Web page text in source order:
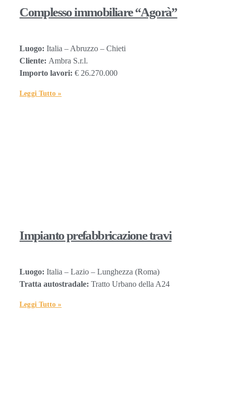
Complesso immobiliare “Agorà”
Luogo:Italia – Abruzzo – Chieti
Cliente: Ambra S.r.l.
Importo lavori:€ 26.270.000
Leggi Tutto »
Impianto prefabbricazione travi
Luogo:Italia – Lazio – Lunghezza (Roma)
Tratta autostradale:Tratto Urbano della A24
Leggi Tutto »